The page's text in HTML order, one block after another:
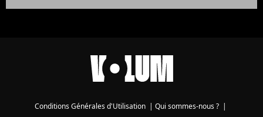
Conditions Générales d'Utilisation | Qui sommes-nous ? |